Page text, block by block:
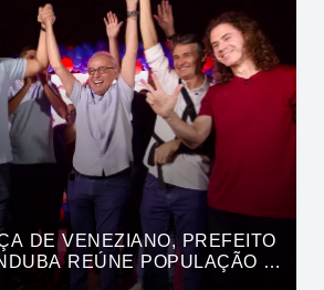
DE VENEZIANO, PREFEITO
REÚNE POPULAÇÃO E
A CÍCERO LUCENA